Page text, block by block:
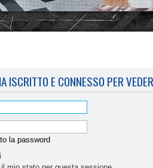
ISCRITTO E CONNESSO PER
la password